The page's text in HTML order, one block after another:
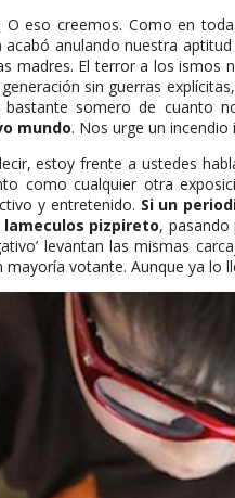
eso creemos. Como en
anulando nuestra
madres. El terror a los
sin guerras
somero de cuanto
mundo. Nos urge un
estoy frente a ustedes
como cualquier otra
y entretenido. Si un
pizpireto, pasando
levantan las mismas
votante. Aunque ya lo